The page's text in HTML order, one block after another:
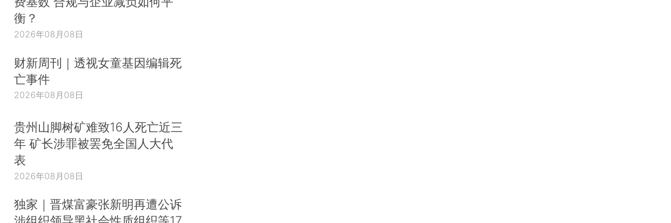
衡？
2026年08月08日
财新周刊｜透视女童基因编辑死
亡事件
2026年08月08日
贵州山脚树矿难致16人死亡近三
年 矿长涉罪被罢免全国人大代
表
2026年08月08日
独家｜晋煤富豪张新明再遭公诉